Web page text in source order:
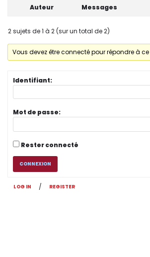
Auteur Messages
2 sujets de 1 à 2 (sur un total de 2)
Vous devez être connecté pour répondre à ce
Identifiant:
Mot de passe:
Rester connecté
CONNEXION
LOG IN / REGISTER